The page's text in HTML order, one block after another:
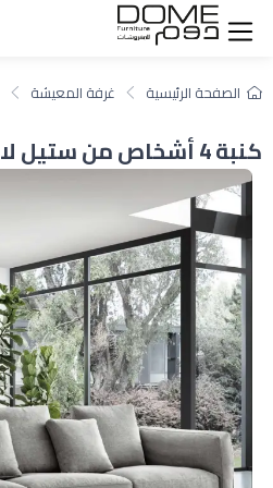
الصفحة الرئيسية غرفة المعيشة
كنبة 4 أشخاص من ستيل لاند